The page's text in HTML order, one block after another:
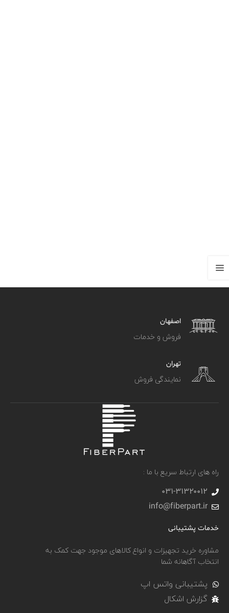
اصفهان
فروش و خدمات
تهران
نمایندگی فروش
راه های ارتباط سریع با ما :
031-۳۱۳۲۰۰۱۲
info@fiberpart.ir
خدمات پشتیبانی
مشاوره خرید تجهیزات و انواع کالاهای موجود جهت کمک به
انتخاب آگاهانه شما
پشتیبانی واتس اپ
گزارش اشکال